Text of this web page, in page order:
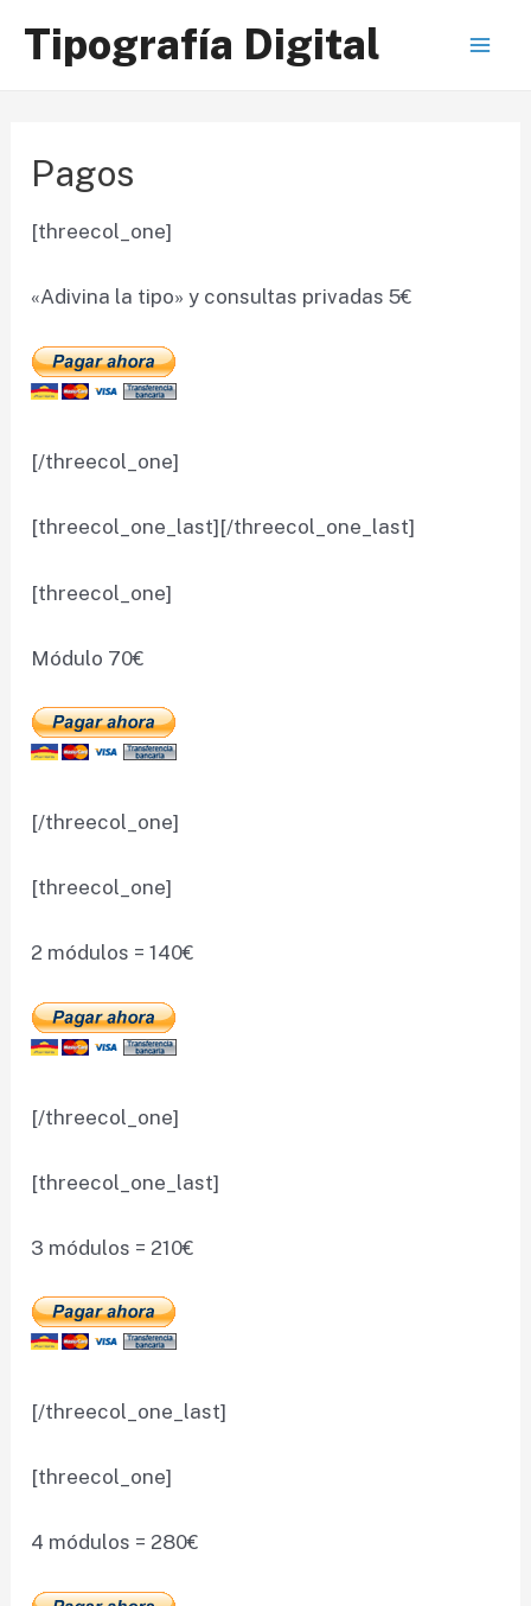
Tipografía Digital
Pagos
[threecol_one]
«Adivina la tipo» y consultas privadas 5€
[/threecol_one]
[threecol_one_last][/threecol_one_last]
[threecol_one]
Módulo 70€
[/threecol_one]
[threecol_one]
2 módulos = 140€
[/threecol_one]
[threecol_one_last]
3 módulos = 210€
[/threecol_one_last]
[threecol_one]
4 módulos = 280€